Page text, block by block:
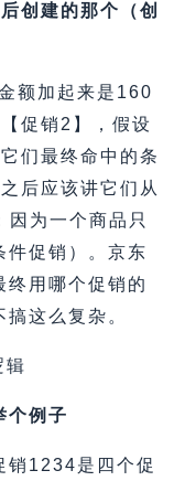
创建的那个（创
额加起来是160
促销2】，假设
们最终命中的条
后应该讲它们从
因为一个商品只
件促销）。京东
终用哪个促销的
这么复杂。
个例子
销1234是四个促